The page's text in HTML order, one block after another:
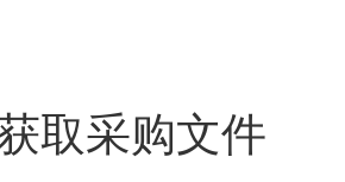
取采购文件